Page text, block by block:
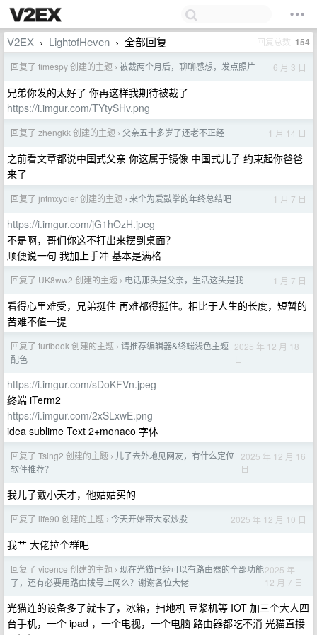
V2EX › LightofHeven › 全部回复 回复总数 154
回复了 timespy 创建的主题 › 被裁两个月后，聊聊感想，发点照片 6 月 3 日
兄弟你发的太好了 你再这样我期待被裁了
https://i.imgur.com/TYtySHv.png
回复了 zhengkk 创建的主题 › 父亲五十多岁了还老不正经 1 月 14 日
之前看文章都说中国式父亲 你这属于镜像 中国式儿子 约束起你爸爸
来了
回复了 jntmxyqier 创建的主题 › 来个为爱鼓掌的年终总结吧 1 月 7 日
https://i.imgur.com/jG1hOzH.jpeg
不是啊，哥们你这不打出来摆到桌面？
顺便说一句 我加上手冲 基本是满格
回复了 UK8ww2 创建的主题 › 电话那头是父亲，生活这头是我 1 月 7 日
看得心里难受，兄弟挺住 再难都得挺住。相比于人生的长度，短暂的
苦难不值一提
回复了 turfbook 创建的主题 › 请推荐编辑器&终端浅色主题
配色
2025 年 12 月 18
日
https://i.imgur.com/sDoKFVn.jpeg
终端 iTerm2
https://i.imgur.com/2xSLxwE.png
idea sublime Text 2+monaco 字体
回复了 Tsing2 创建的主题 › 儿子去外地见网友，有什么定位
软件推荐？
2025 年 12 月 16
日
我儿子戴小天才，他姑姑买的
回复了 life90 创建的主题 › 今天开始带大家炒股 2025 年 12 月 10 日
我艹 大佬拉个群吧
回复了 vicence 创建的主题 › 现在光猫已经可以有路由器的全部功能
了，还有必要用路由拨号上网么？谢谢各位大佬
2025 年
12 月 7 日
光猫连的设备多了就卡了，冰箱，扫地机 豆浆机等 IOT 加三个大人四
台手机，一个 ipad ，一个电视，一个电脑 路由器都吃不消 光猫直接